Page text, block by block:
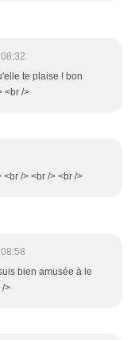
te plaise ! bon
<br />
/> <br /> <br />
bien amusée à le
/>